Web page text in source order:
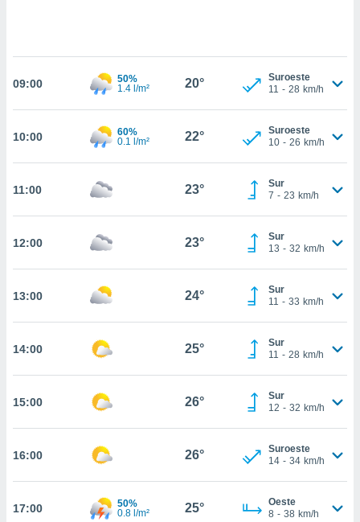
aceptar
sitio
se
ni para
no
web a
09:00
50%
1.4 l/m²
20°
Suroeste
11 - 28 km/h
10:00
60%
0.1 l/m²
22°
Suroeste
10 - 26 km/h
11:00 23°
Sur
7 - 23 km/h
12:00 23°
Sur
13 - 32 km/h
13:00 24°
Sur
11 - 33 km/h
14:00 25°
Sur
11 - 28 km/h
15:00 26°
Sur
12 - 32 km/h
16:00 26°
Suroeste
14 - 34 km/h
17:00
50%
0.8 l/m²
25°
Oeste
8 - 38 km/h